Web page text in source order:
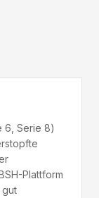
6, Serie 8)
Plattform
gut